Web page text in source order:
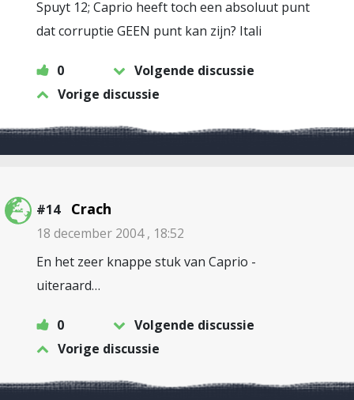
Spuyt 12; Caprio heeft toch een absoluut punt
dat corruptie GEEN punt kan zijn? Itali
0
Volgende discussie
Vorige discussie
#14 Crach
18 december 2004 , 18:52
En het zeer knappe stuk van Caprio -
uiteraard…
0
Volgende discussie
Vorige discussie